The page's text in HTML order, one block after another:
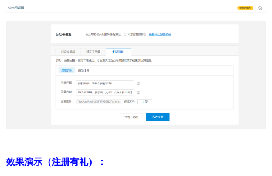
效果演示（注册有礼）：